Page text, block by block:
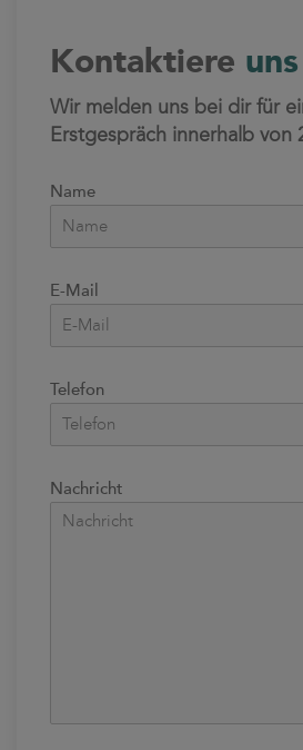
Kontaktiere uns
Wir melden uns bei dir für
Erstgespräch innerhalb von
Name
E-Mail
Telefon
Nachricht